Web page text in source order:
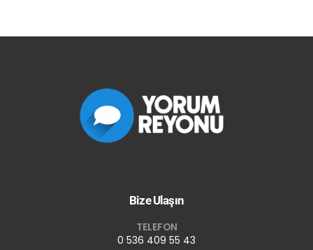
Bize Ulaşın
TELEFON
0 536 409 55 43